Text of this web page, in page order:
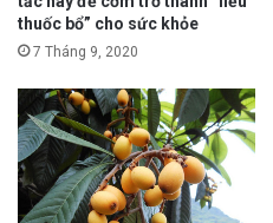
thuốc bổ” cho sức khỏe
7 Tháng 9, 2020